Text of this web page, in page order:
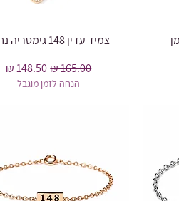
תצוגה מהירהצמיד עדין 148 גימטריה נחמן
מחיר רגיל‏165.00 ‏₪ מחיר מבצע
הנחה לזמן מוגבל